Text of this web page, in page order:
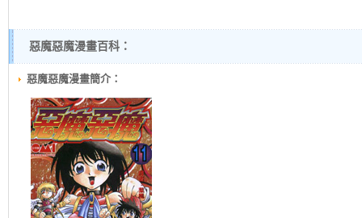
惡魔惡魔漫畫百科：
惡魔惡魔漫畫簡介：